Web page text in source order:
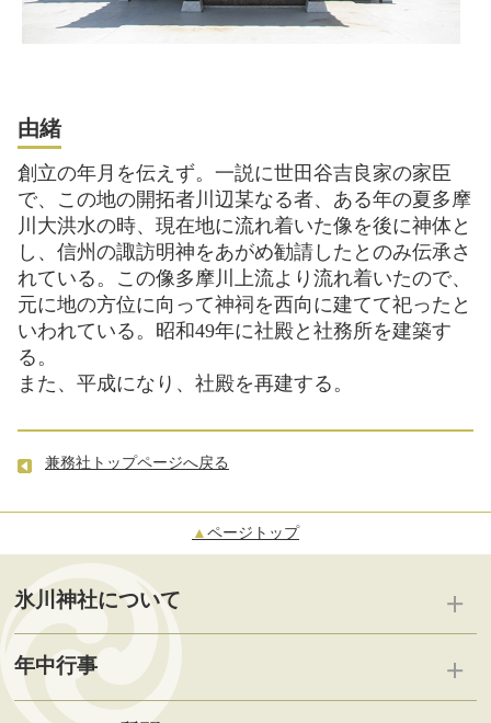
由緒
創立の年月を伝えず。一説に世田谷吉良家の家臣
で、この地の開拓者川辺某なる者、ある年の夏多摩
川大洪水の時、現在地に流れ着いた像を後に神体と
し、信州の諏訪明神をあがめ勧請したとのみ伝承さ
れている。この像多摩川上流より流れ着いたので、
元に地の方位に向って神祠を西向に建てて祀ったと
いわれている。昭和49年に社殿と社務所を建築す
る。
また、平成になり、社殿を再建する。
兼務社トップページへ戻る
▲ ページトップ
氷川神社について
年中行事